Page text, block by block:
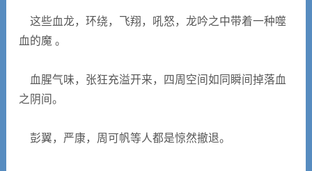
这些血龙，环绕，飞翔，吼怒，龙吟之中带着一种噬
血的魔 。
血腥气味，张狂充溢开来，四周空间如同瞬间掉落血
之阴间。
彭翼，严康，周可帆等人都是惊然撤退。